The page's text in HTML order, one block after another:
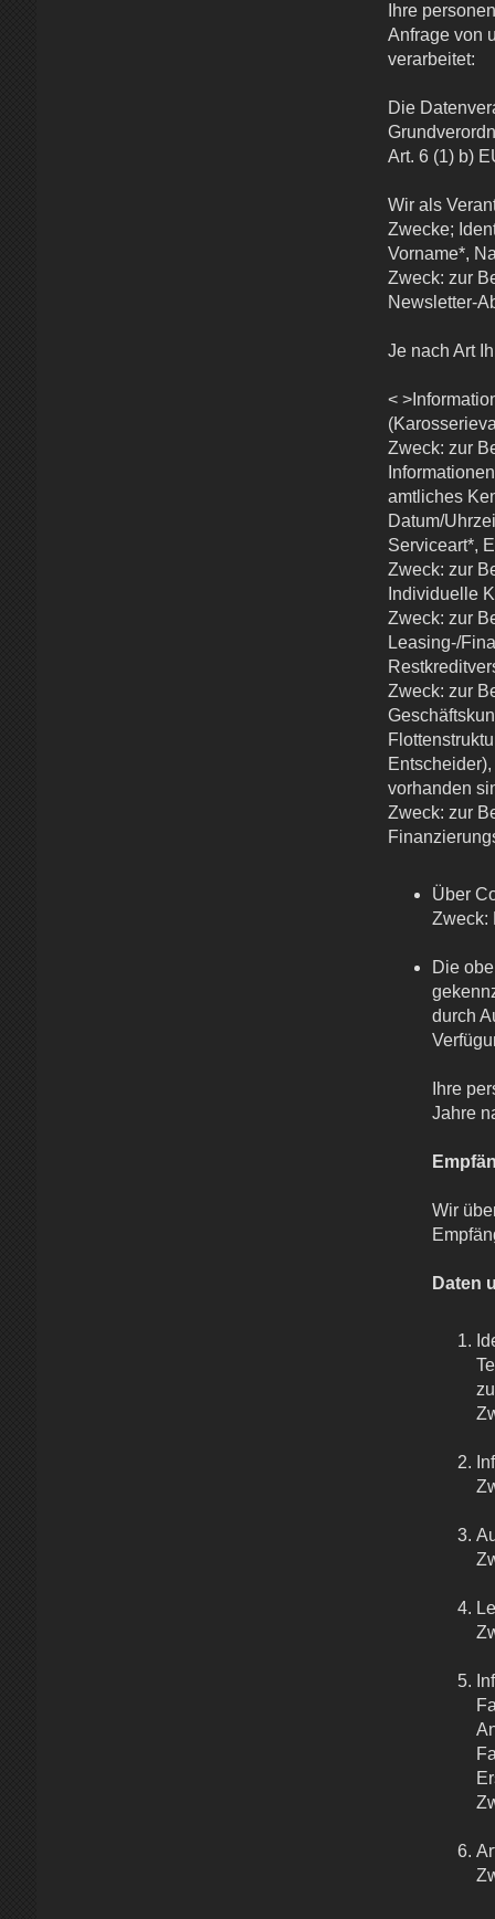
Ihre
Anfrage von
verarbeitet:
Die
Art. 6 (1) b)
Wir als
Zwecke;
Vorname*,
Zweck: zur
Newsletter-
Je nach Art
<
Zweck: zur
amtliches
Datum/
Serviceart*,
Zweck: zur
Individuelle
Zweck: zur
Leasing-/
Zweck: zur
vorhanden
Zweck: zur
Über
Zweck:
Die
durch
Ihre
Jahre
Wir
Daten